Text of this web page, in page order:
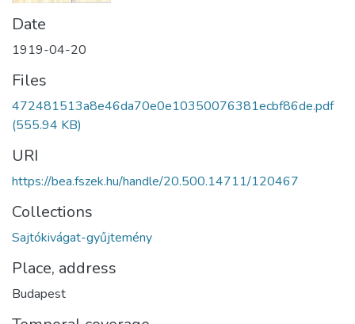
Date
1919-04-20
Files
472481513a8e46da70e0e10350076381ecbf86de.pdf
(555.94 KB)
URI
https://bea.fszek.hu/handle/20.500.14711/120467
Collections
Sajtókivágat-gyűjtemény
Place, address
Budapest